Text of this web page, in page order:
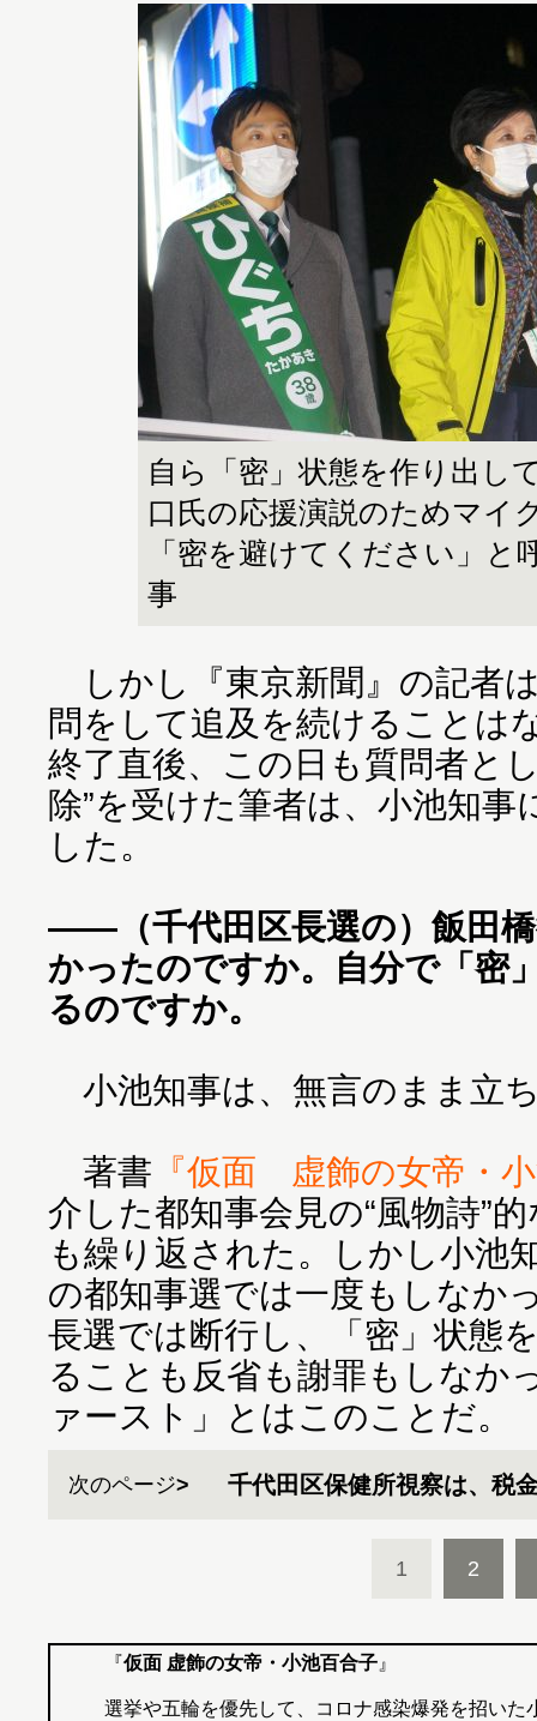
自ら「密」状態を作り出し
口氏の応援演説のためマイ
「密を避けてください」と
事
しかし『東京新聞』の記者
問をして追及を続けることは
終了直後、この日も質問者と
除”を受けた筆者は、小池知
した。
――（千代田区長選の）飯田
かったのですか。自分で「密
るのですか。
小池知事は、無言のまま立
著書 『仮面 虚飾の女帝・
介した都知事会見の“風物詩”
も繰り返された。しかし小池
の都知事選では一度もしなか
長選では断行し、「密」状態
ることも反省も謝罪もしなか
次のページ 千代田区保健所視察は、税
1 2
『仮面 虚飾の女帝・小池百合子 』
選挙や五輪を優先して、コロナ感染爆発を招いた